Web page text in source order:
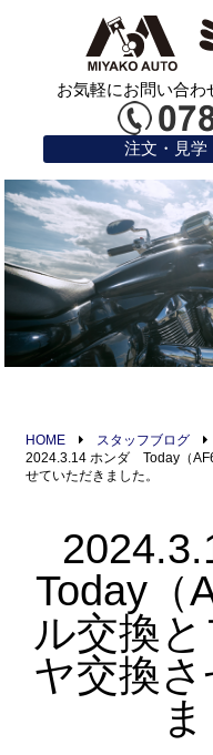
お気軽にお問い合わ
注文・見学
HOME スタッフブログ
2024.3.14 ホンダ Today（
せていただきました。
Today
ル交換
ヤ交換